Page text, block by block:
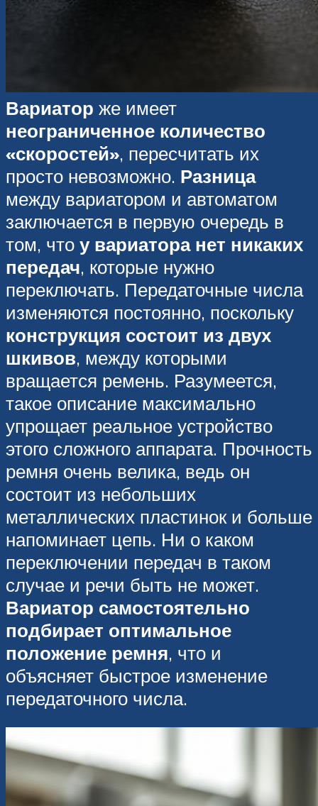
Вариатор же имеет
неограниченное количество
«скоростей», пересчитать их
просто невозможно. Разница
между вариатором и автоматом
заключается в первую очередь в
том, что у вариатора нет никаких
передач, которые нужно
переключать. Передаточные числа
изменяются постоянно, поскольку
конструкция состоит из двух
шкивов, между которыми
вращается ремень. Разумеется,
такое описание максимально
упрощает реальное устройство
этого сложного аппарата. Прочность
ремня очень велика, ведь он
состоит из небольших
металлических пластинок и больше
напоминает цепь. Ни о каком
переключении передач в таком
случае и речи быть не может.
Вариатор самостоятельно
подбирает оптимальное
положение ремня, что и
объясняет быстрое изменение
передаточного числа.